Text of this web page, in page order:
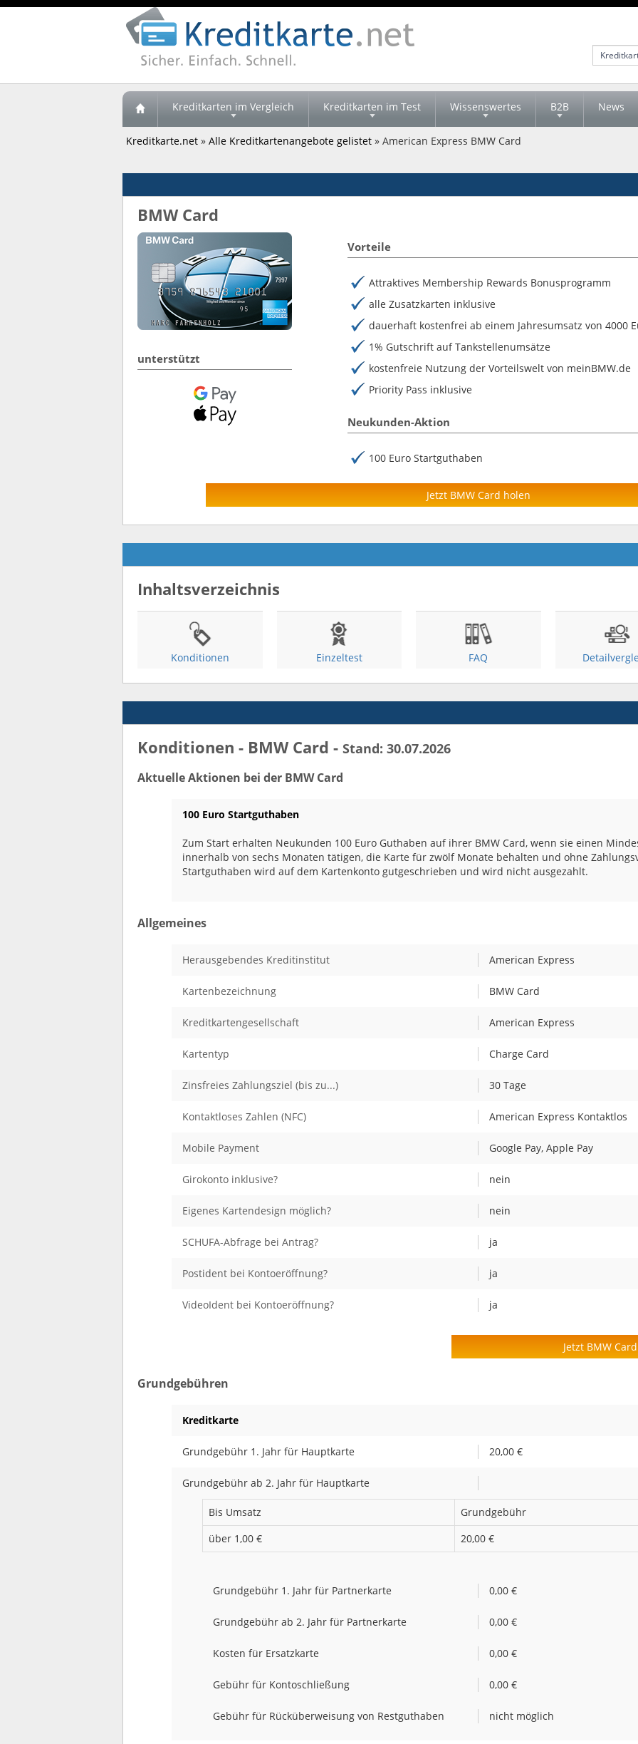
Kreditkarten im Vergleich Kreditkarten im Test Wissenswertes B2B News
Kreditkarte.net » Alle Kreditkartenangebote gelistet » American Express BMW Card
BMW Card
unterstützt
Vorteile
Attraktives Membership Rewards Bonusprogramm
alle Zusatzkarten inklusive
dauerhaft kostenfrei ab einem Jahresumsatz von 4000
1% Gutschrift auf Tankstellenumsätze
kostenfreie Nutzung der Vorteilswelt von meinBMW.de
Priority Pass inklusive
Neukunden-Aktion
100 Euro Startguthaben
Jetzt BMW Card holen
Inhaltsverzeichnis
Konditionen Einzeltest FAQ
Konditionen - BMW Card - Stand: 30.07.2026
Aktuelle Aktionen bei der BMW Card
100 Euro Startguthaben
Zum Start erhalten Neukunden 100 Euro Guthaben auf ihrer BMW Card, wenn sie einen
innerhalb von sechs Monaten tätigen, die Karte für zwölf Monate behalten und ohne
Startguthaben wird auf dem Kartenkonto gutgeschrieben und wird nicht ausgezahlt.
Allgemeines
Herausgebendes Kreditinstitut American Express
Kartenbezeichnung BMW Card
Kreditkartengesellschaft American Express
Kartentyp Charge Card
Zinsfreies Zahlungsziel (bis zu...) 30 Tage
Kontaktloses Zahlen (NFC) American Express Kontaktlos
Mobile Payment Google Pay, Apple Pay
Girokonto inklusive? nein
Eigenes Kartendesign möglich? nein
SCHUFA-Abfrage bei Antrag? ja
Postident bei Kontoeröffnung? ja
VideoIdent bei Kontoeröffnung? ja
Jetzt BMW
Grundgebühren
Kreditkarte
Grundgebühr 1. Jahr für Hauptkarte 20,00 €
Grundgebühr ab 2. Jahr für Hauptkarte
Bis Umsatz
Grundgebühr
über 1,00 €
20,00 €
Grundgebühr 1. Jahr für Partnerkarte 0,00 €
Grundgebühr ab 2. Jahr für Partnerkarte 0,00 €
Kosten für Ersatzkarte 0,00 €
Gebühr für Kontoschließung 0,00 €
Gebühr für Rücküberweisung von Restguthaben nicht möglich